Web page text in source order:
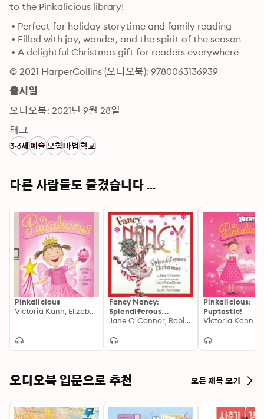
• Perfect for holiday storytime and family reading
• Filled with joy, wonder, and the spirit of the season
• A delightful Christmas gift for readers everywhere
© 2021 HarperCollins (오디오북): 9780063136939
출시일
오디오북: 2021년 9월 28일
태그
3-6세예술모험마법학교
다른 사람들도 즐겼습니다 ...
Pinkalicious
Victoria Kann, Elizabeth Kann
Fancy Nancy:
Splendiferous
Christmas
Jane O'Connor, Robin Preiss Glasser
Pinkalicious:
Puptastic!
Victoria Kann
오디오북 입문으로 추천 모든 제목 보기